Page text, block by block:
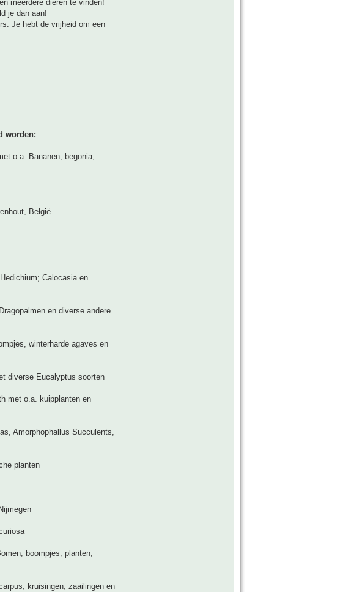
meerdere dieren te vinden!
je dan aan!
Je hebt de vrijheid om een
worden:
o.a. Bananen, begonia,
België
Calocasia en
en diverse andere
winterharde agaves en
diverse Eucalyptus soorten
met o.a. kuipplanten en
Amorphophallus Succulents,
planten
boompjes, planten,
kruisingen, zaailingen en